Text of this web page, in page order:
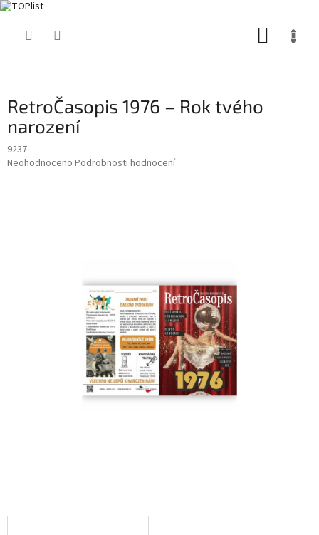
RetroČasopis 1976 – Rok tvého
narození
9237
Průměrné
Neohodnoceno Podrobnosti hodnocení